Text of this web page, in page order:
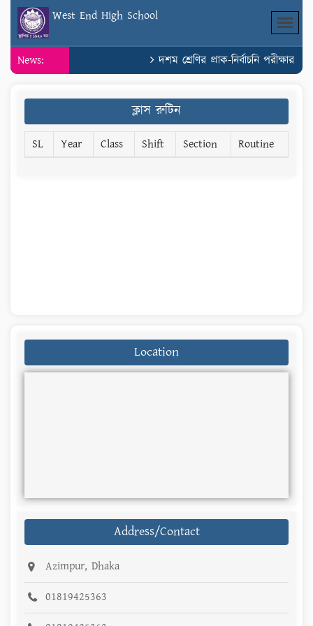
West End High School
News: দশম শ্রেণির প্রাক-নির্বাচনি পরীক্ষার
ক্লাস রুটিন
SL Year Class Shift Section Routine
Location
Address/Contact
Azimpur, Dhaka
01819425363